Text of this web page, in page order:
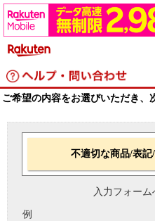
ご希望の内容をお選びいただき、
不適切な商品/表
入力フォーム
例